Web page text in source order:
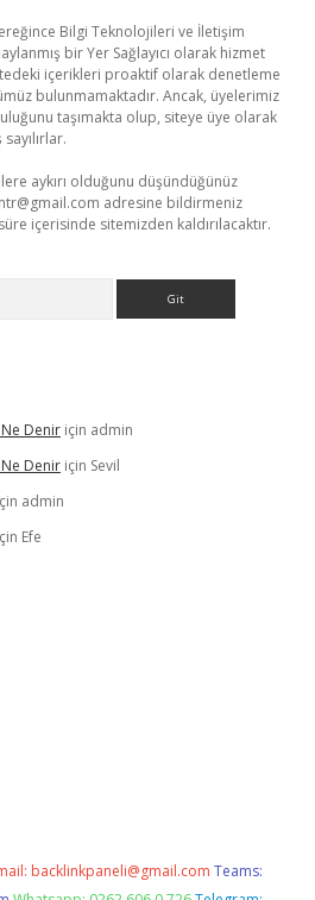
Bilgi Teknolojileri ve İletişim
bir Yer Sağlayıcı olarak hizmet
içerikleri proaktif olarak denetleme
bulunmamaktadır. Ancak, üyelerimiz
taşımakta olup, siteye üye olarak
aykırı olduğunu düşündüğünüz
adresine bildirmeniz
içerisinde sitemizden kaldırılacaktır.
Ne Denir için admin
Ne Denir için Sevil
admin
Efe
backlinkpaneli@gmail.com Teams: